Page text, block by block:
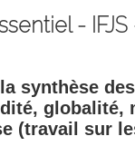
-
synthèse
globalité,
(travail sur